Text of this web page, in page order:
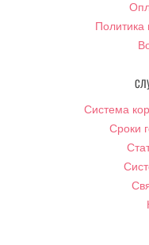
Политика
Система
Сроки